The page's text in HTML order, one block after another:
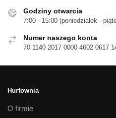
Godziny otwarcia
7:00 - 15:00 (poniedziałek -
Numer naszego konta
70 1140 2017 0000 4602 0617
Hurtownia
O firmie